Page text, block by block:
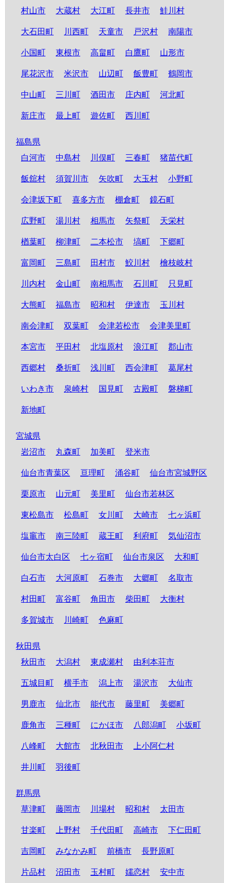
村山市 大蔵村 大江町 長井市 鮭川村
大石田町 川西町 天童市 戸沢村 南陽市
小国町 東根市 高畠町 白鷹町 山形市
尾花沢市 米沢市 山辺町 飯豊町 鶴岡市
中山町 三川町 酒田市 庄内町 河北町
新庄市 最上町 遊佐町 西川町
福島県
白河市
中島村 川俣町 三春町 猪苗代町
飯舘村 須賀川市 矢吹町 大玉村 小野町
会津坂下町 喜多方市 棚倉町 鏡石町
広野町 湯川村 相馬市 矢祭町 天栄村
楢葉町 柳津町 二本松市 塙町 下郷町
富岡町 三島町 田村市 鮫川村 檜枝岐村
川内村 金山町 南相馬市 石川町 只見町
大熊町 福島市 昭和村 伊達市 玉川村
南会津町 双葉町 会津若松市 会津美里町
本宮市 平田村 北塩原村 浪江町 郡山市
西郷村 桑折町 浅川町 西会津町 葛尾村
いわき市 泉崎村 国見町 古殿町 磐梯町
新地町
宮城県
岩沼市
丸森町 加美町 登米市
仙台市青葉区 亘理町 涌谷町 仙台市宮城野区
栗原市 山元町 美里町 仙台市若林区
東松島市 松島町 女川町 大崎市 七ヶ浜町
塩竈市 南三陸町 蔵王町 利府町 気仙沼市
仙台市太白区 七ヶ宿町 仙台市泉区 大和町
白石市 大河原町 石巻市 大郷町 名取市
村田町 富谷町 角田市 柴田町 大衡村
多賀城市 川崎町 色麻町
秋田県
秋田市
大潟村 東成瀬村 由利本荘市
五城目町 横手市 潟上市 湯沢市 大仙市
男鹿市 仙北市 能代市 藤里町 美郷町
鹿角市 三種町 にかほ市 八郎潟町 小坂町
八峰町 大館市 北秋田市 上小阿仁村
井川町 羽後町
群馬県
草津町
藤岡市 川場村 昭和村 太田市
甘楽町 上野村 千代田町 高崎市 下仁田町
吉岡町 みなかみ町 前橋市 長野原町
片品村 沼田市 玉村町 嬬恋村 安中市